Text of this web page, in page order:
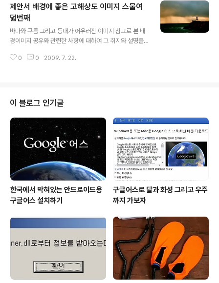
배경에 좋은 이미지"라는 시리즈 제목으로 이미지들을 올
리기 시작하면서 그 첫번째 글 "제안서 배경에 좋은 고해상
도 이미지 하나"에서 저의 생각을 밝혀 놓았습니다. 어떤
내용인지 한번 보시길 부탁드립니다. (_ _) 내용은 그리 길
지 않습니다. ^^ 이미지 출처: interfacelift.com ▣ 멋진
제안서 만들기 hisastro's PT템플릿 링크 썸네일 모음
제안서 배경에 좋은 고해상도 이미지 스물여
덟번째
바다와 구름 그리고 등대가 어우러진 이미지 참고로 본 배
경이미지 공유와 관련한 사항에 대하여 그 취지와 설명을
음 제안서와 관련한 포스팅을 주제로 설정하고 블로그에
들을 올리기 시작하면서 그 첫번째 글 "제안서 배경에 좋은
고해상도 이미지 하나"에서 저의 생각을 밝혀 놓았습니다.
어떤 내용인지 한번 보시길 부탁드립니다. (_ _) 내용은 그
리 길지 않습니다. ^^ 이미지 출처: interfacelift.com ▣
멋진제안서 만들기 hisastro's PT템플릿 링크 썸네일 모
음 ▣ ☆ ..
0 0 2009. 7. 22.
이 블로그 인기글
한국에서 막혀있는 안드로이드용
구글어스 설치하기
구글어스로 달과 화성 그리고 우주
까지 가보자